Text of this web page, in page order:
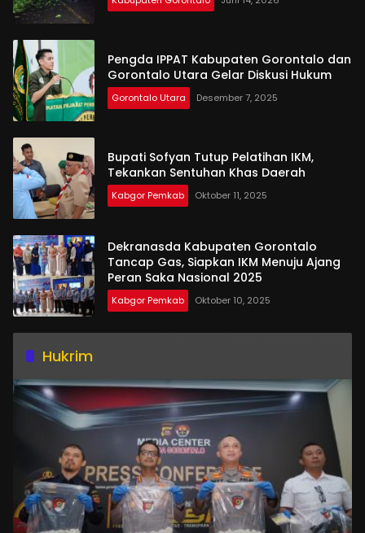
Pengda IPPAT Kabupaten Gorontalo dan
Gorontalo Utara Gelar Diskusi Hukum
Gorontalo Utara Desember 7, 2025
Bupati Sofyan Tutup Pelatihan IKM,
Tekankan Sentuhan Khas Daerah
Kabgor Pemkab Oktober 11, 2025
Dekranasda Kabupaten Gorontalo
Tancap Gas, Siapkan IKM Menuju Ajang
Peran Saka Nasional 2025
Kabgor Pemkab Oktober 10, 2025
Hukrim